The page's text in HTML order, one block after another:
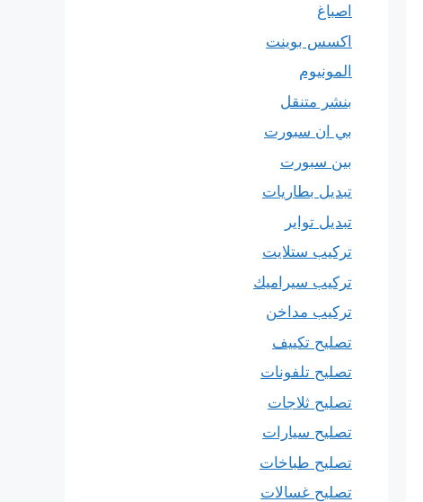
اصباغ
اكسس بوينت
المونيوم
بنشر متنقل
بي ان سبورت
بين سبورت
تبديل بطاريات
تبديل تواير
تركيب ستلايت
تركيب سيراميك
تركيب مداخن
تصليح تكييف
تصليح تلفونات
تصليح ثلاجات
تصليح سيارات
تصليح طباخات
تصليح غسالات